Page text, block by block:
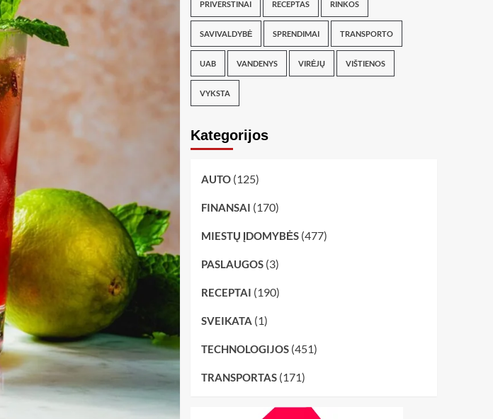
PRIVERSTINAI RECEPTAS RINKOS
SAVIVALDYBĖ SPRENDIMAI TRANSPORTO
UAB VANDENYS VIRĖJŲ VIŠTIENOS
VYKSTA
Kategorijos
AUTO(125)
FINANSAI (170)
MIESTŲ ĮDOMYBĖS(477)
PASLAUGOS(3)
RECEPTAI (190)
SVEIKATA (1)
TECHNOLOGIJOS(451)
TRANSPORTAS(171)